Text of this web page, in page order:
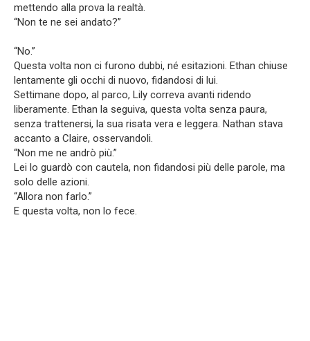
mettendo alla prova la realtà.
“Non te ne sei andato?”
“No.”
Questa volta non ci furono dubbi, né esitazioni. Ethan chiuse
lentamente gli occhi di nuovo, fidandosi di lui.
Settimane dopo, al parco, Lily correva avanti ridendo
liberamente. Ethan la seguiva, questa volta senza paura,
senza trattenersi, la sua risata vera e leggera. Nathan stava
accanto a Claire, osservandoli.
“Non me ne andrò più.”
Lei lo guardò con cautela, non fidandosi più delle parole, ma
solo delle azioni.
“Allora non farlo.”
E questa volta, non lo fece.